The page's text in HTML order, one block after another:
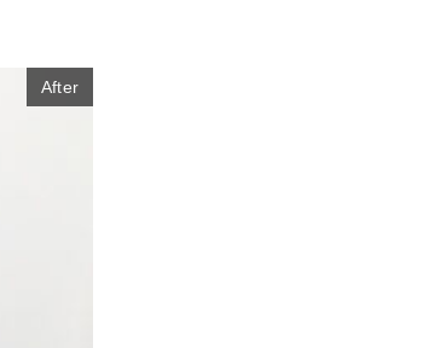
After